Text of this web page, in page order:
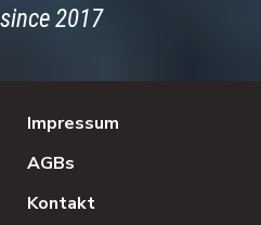
since 2017
Impressum
AGBs
Kontakt